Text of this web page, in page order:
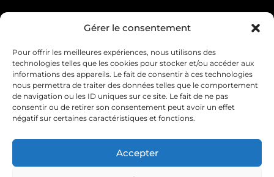
Gérer le consentement
Pour offrir les meilleures expériences, nous utilisons des
technologies telles que les cookies pour stocker et/ou accéder aux
informations des appareils. Le fait de consentir à ces technologies
nous permettra de traiter des données telles que le comportement
de navigation ou les ID uniques sur ce site. Le fait de ne pas
consentir ou de retirer son consentement peut avoir un effet
négatif sur certaines caractéristiques et fonctions.
Accepter
Condition générale de vente
Mentions légales Livraison & retour
Contact & service client
Politique de cookies (UE)
Déclaration de confidentialité (UE)
Imprint